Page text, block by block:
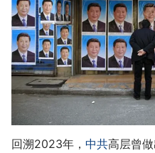
回溯2023年， 中共高层曾